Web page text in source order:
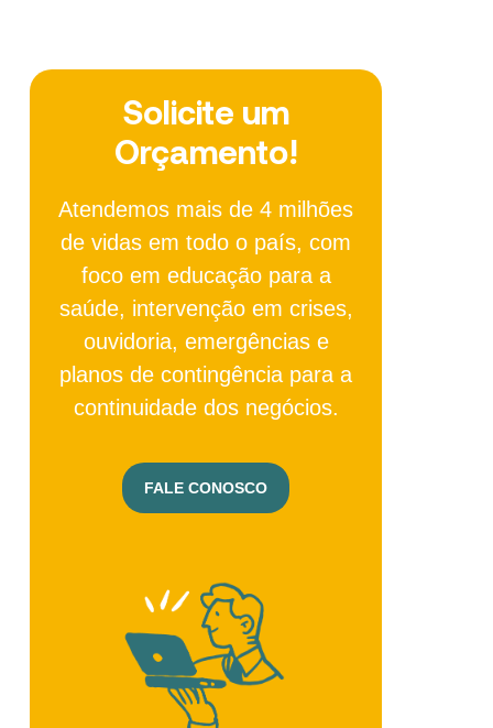
Solicite um
Orçamento!
Atendemos mais de 4 milhões
de vidas em todo o país, com
foco em educação para a
saúde, intervenção em crises,
ouvidoria, emergências e
planos de contingência para a
continuidade dos negócios.
FALE CONOSCO